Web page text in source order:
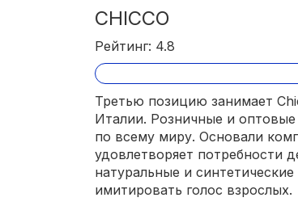
CHICCO
Рейтинг: 4.8
Третью позицию занимает
Италии. Розничные и
по всему миру. Основали
удовлетворяет потребности
натуральные и
имитировать голос взрослых.